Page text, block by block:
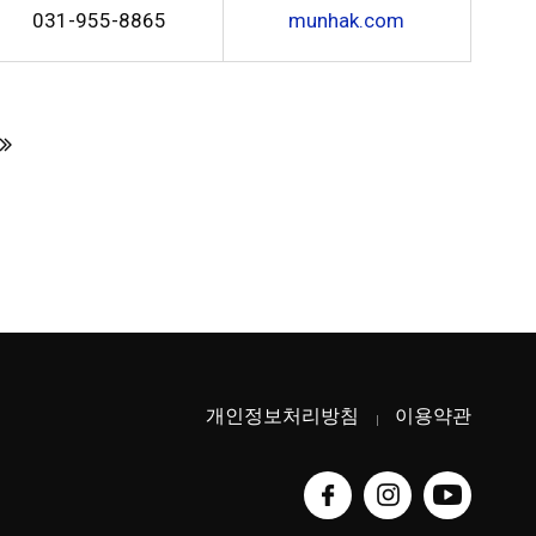
031-955-8865 munhak.com
개인정보처리방침 이용약관